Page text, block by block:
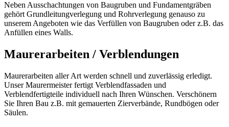
Neben Ausschachtungen von Baugruben und Fundamentgräben
gehört Grundleitungverlegung und Rohrverlegung genauso zu
unserem Angeboten wie das Verfüllen von Baugruben oder z.B. das
Anfüllen eines Walls.
Maurerarbeiten / Verblendungen
Maurerarbeiten aller Art werden schnell und zuverlässig erledigt.
Unser Maurermeister fertigt Verblendfassaden und
Verblendfertigteile individuell nach Ihren Wünschen. Verschönern
Sie Ihren Bau z.B. mit gemauerten Zierverbände, Rundbögen oder
Säulen.